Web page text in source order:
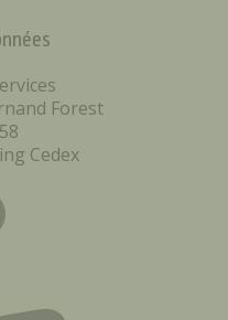
Forest
Cedex